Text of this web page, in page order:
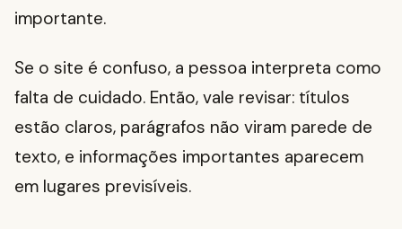
importante.
Se o site é confuso, a pessoa interpreta como
falta de cuidado. Então, vale revisar: títulos
estão claros, parágrafos não viram parede de
texto, e informações importantes aparecem
em lugares previsíveis.